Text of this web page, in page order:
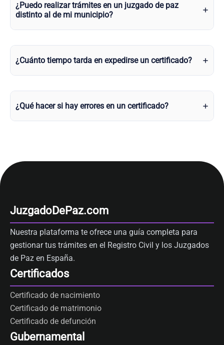
¿Puedo realizar trámites en un juzgado de paz
distinto al de mi municipio?
¿Cuánto tiempo tarda en expedirse un certificado?
¿Qué hacer si hay errores en un certificado?
JuzgadoDePaz.com
Nuestra plataforma te ofrece una guía completa para
gestionar tus trámites en el Registro Civil y los Juzgados
de Paz en España.
Certificados
Certificado de nacimiento
Certificado de matrimonio
Certificado de defunción
Gubernamental